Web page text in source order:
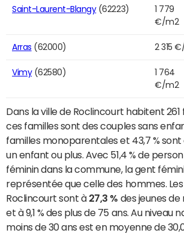
Saint-Laurent-Blangy(62223)
1 779
€/m2
Arras (62000) 2 315
Vimy(62580)
1 764
€/m2
Dans la ville de Roclincourt habitent 261
ces familles sont des couples sans
familles monoparentales et 43,7 %
un enfant ou plus. Avec 51,4 % de
féminin dans la commune, la gent
représentée que celle des hommes.
Roclincourt sont à 27,3 % des jeunes de
et à 9,1 % des plus de 75 ans. Au niveau
moins de 30 ans est en moyenne de